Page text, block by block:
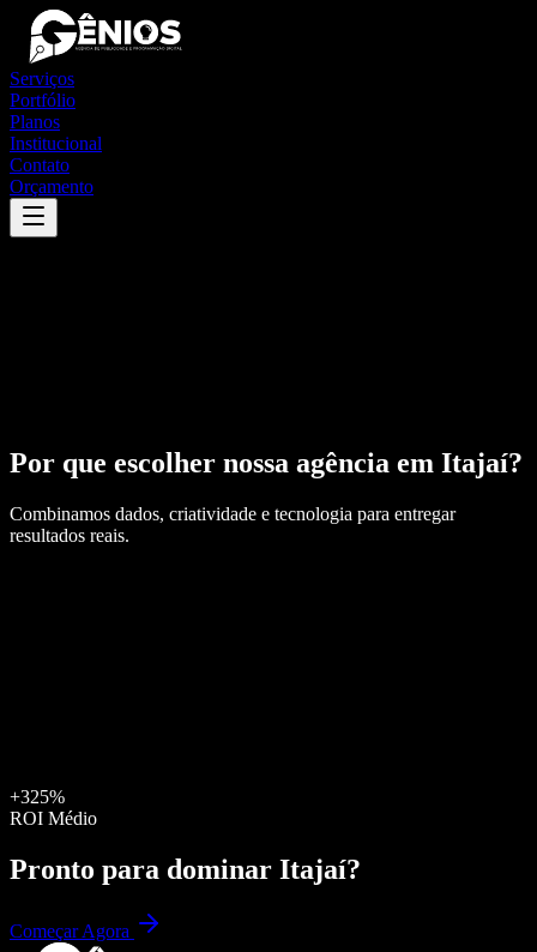
Serviços
Portfólio
Planos
Institucional
Contato
Orçamento
Por que escolher nossa agência em Itajaí?
Combinamos dados, criatividade e tecnologia para entregar
resultados reais.
+325%
ROI Médio
Pronto para dominar Itajaí?
Começar Agora